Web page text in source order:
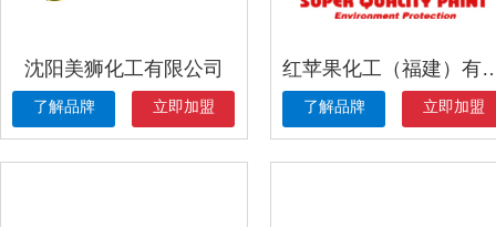
沈阳美狮化工有限公司
了解品牌 立即加盟
红苹果化工（
了解品牌 立即加盟